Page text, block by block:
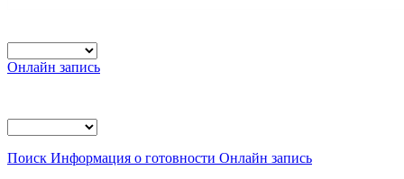
Онлайн запись
Поиск Информация о готовности Онлайн запись